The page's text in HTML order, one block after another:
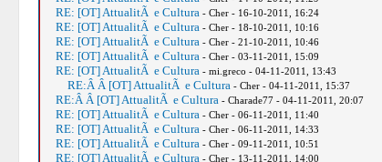
RE: [OT] AttualitÃ e Cultura - Cher - 16-10-2011, 16:24
RE: [OT] AttualitÃ e Cultura - Cher - 18-10-2011, 10:16
RE: [OT] AttualitÃ e Cultura - Cher - 21-10-2011, 10:46
RE: [OT] AttualitÃ e Cultura - Cher - 03-11-2011, 15:09
RE: [OT] AttualitÃ e Cultura - mi.greco - 04-11-2011, 13:43
RE:Â Â [OT] AttualitÃ e Cultura - Cher - 04-11-2011, 15:37
RE:Â Â [OT] AttualitÃ e Cultura - Charade77 - 04-11-2011, 20:07
RE: [OT] AttualitÃ e Cultura - Cher - 06-11-2011, 11:40
RE: [OT] AttualitÃ e Cultura - Cher - 06-11-2011, 14:33
RE: [OT] AttualitÃ e Cultura - Cher - 09-11-2011, 10:51
RE: [OT] AttualitÃ e Cultura - Cher - 13-11-2011, 14:00